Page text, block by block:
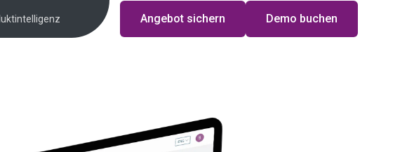
Angebot sichern Demo buchen